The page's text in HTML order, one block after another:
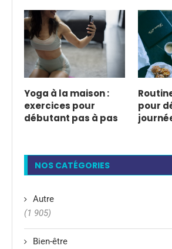
Yoga à la maison :
exercices pour
débutant pas à pas
pour
NOS CATÉGORIES
Autre
(1 905)
Bien-être